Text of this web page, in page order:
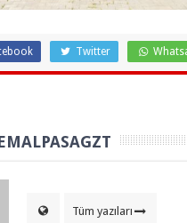
Twitter
Tüm yazıları